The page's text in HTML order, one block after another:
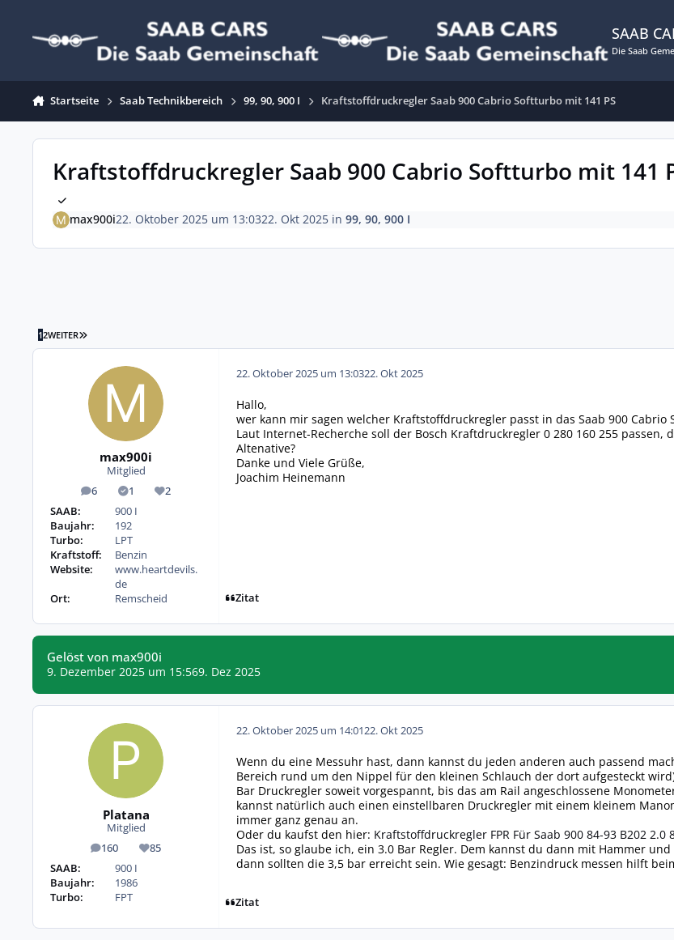
SAAB
Die Saab
Startseite Saab Technikbereich 99, 90, 900 I Kraftstoffdruckregler Saab 900 Cabrio Softturbo mit 141 PS
Kraftstoffdruckregler Saab 900 Cabrio Softturbo mit 141
max900i22. Oktober 2025 um 13:0322. Okt 2025in 99, 90, 900 I
12WEITER LETZTE SEITE
max900i
Mitglied
6
Beiträge1
Lösungen
2
Reputation
SAAB:
900 I
Baujahr:
192
Turbo:
LPT
Kraftstoff:
Benzin
Website:
www.heartdevils.
de
Ort:
Remscheid
22. Oktober 2025 um 13:0322. Okt 2025
Hallo,
wer kann mir sagen welcher Kraftstoffdruckregler passt in das Saab 900 Cabrio
Laut Internet-Recherche soll der Bosch Kraftdruckregler 0 280 160 255
Altenative?
Danke und Viele Grüße,
Joachim Heinemann
Zitat
Gelöst von max900i
9. Dezember 2025 um 15:569. Dez 2025
Platana
Mitglied
160
Beiträge 85
Reputation
SAAB:
900 I
Baujahr:
1986
Turbo:
FPT
22. Oktober 2025 um 14:0122. Okt 2025
Wenn du eine Messuhr hast, dann kannst du jeden anderen auch passend
Bereich rund um den Nippel für den kleinen Schlauch der dort aufgesteckt
Bar Druckregler soweit vorgespannt, bis das am Rail angeschlossene
kannst natürlich auch einen einstellbaren Druckregler mit einem kleinem
immer ganz genau an.
Oder du kaufst den hier: Kraftstoffdruckregler FPR Für Saab 900 84-93 B202 2.0
Das ist, so glaube ich, ein 3.0 Bar Regler. Dem kannst du dann mit Hammer
dann sollten die 3,5 bar erreicht sein. Wie gesagt: Benzindruck messen hilft
Zitat